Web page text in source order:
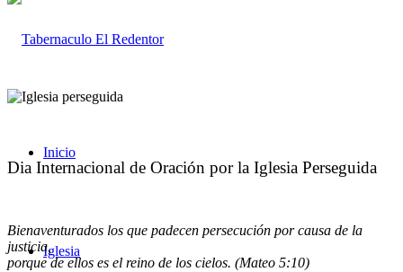
Inicio
Iglesia
Dia Internacional de Oración por la Iglesia Perseguida
Bienaventurados los que padecen persecución por causa de la
justicia,
porque de ellos es el reino de los cielos. (Mateo 5:10)